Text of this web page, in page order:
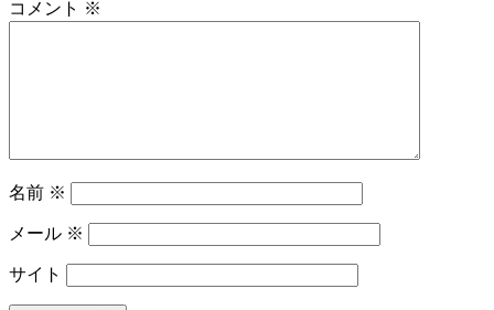
コメント ※
名前 ※
メール ※
サイト